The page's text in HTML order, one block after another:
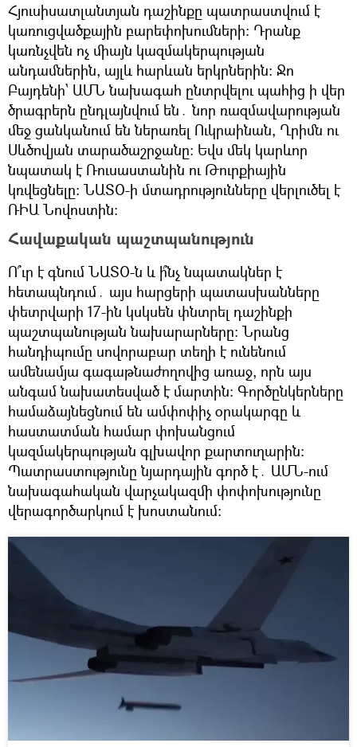
Հյուսիսատլանտյան դաշինքը պատրաստվում է
կառուցվածքային բարեփոխումների։ Դրանք
կառնչվեն ոչ միայն կազմակերպության
անդամներին, այլև հարևան երկրներին։ Ջո
Բայդենի՝ ԱՄՆ նախագահ ընտրվելու պահից ի վեր
ծրագրերն ընդլայնվում են․ նոր ռազմավարության
մեջ ցանկանում են ներառել Ուկրաինան, Ղրիմն ու
Սևծովյան տարածաշրջանը։ Եվս մեկ կարևոր
նպատակ է Ռուսաստանին ու Թուրքիային
կռվեցնելը։ ՆԱՏՕ-ի մտադրությունները վերլուծել է
ՌԻԱ Նովոստին։
Հավաքական պաշտպանություն
Ո՞ւր է գնում ՆԱՏՕ-ն և ի՞նչ նպատակներ է
հետապնդում․ այս հարցերի պատասխանները
փետրվարի 17-ին կսկսեն փնտրել դաշինքի
պաշտպանության նախարարները։ Նրանց
հանդիպումը սովորաբար տեղի է ունենում
ամենամյա գագաթնաժողովից առաջ, որն այս
անգամ նախատեսված է մարտին։ Գործընկերները
համաձայնեցնում են ամփոփիչ օրակարգը և
հաստատման համար փոխանցում
կազմակերպության գլխավոր քարտուղարին։
Պատրաստությունը նյարդային գործ է․ ԱՄՆ-ում
նախագահական վարչակազմի փոփոխությունը
վերագործարկում է խոստանում։